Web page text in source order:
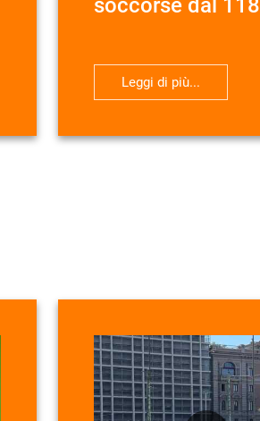
soccorse dal 118
Leggi di più...